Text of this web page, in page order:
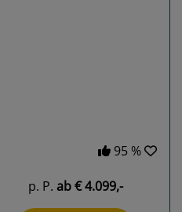
95 %
p. P. ab€ 4.099,-